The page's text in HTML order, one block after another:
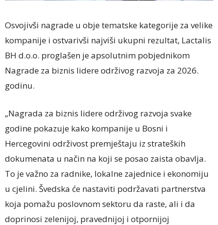
Osvojivši nagrade u obje tematske kategorije za velike
kompanije i ostvarivši najviši ukupni rezultat, Lactalis
BH d.o.o. proglašen je apsolutnim pobjednikom
Nagrade za biznis lidere održivog razvoja za 2026.
godinu.
„Nagrada za biznis lidere održivog razvoja svake
godine pokazuje kako kompanije u Bosni i
Hercegovini održivost premještaju iz strateških
dokumenata u način na koji se posao zaista obavlja.
To je važno za radnike, lokalne zajednice i ekonomiju
u cjelini. Švedska će nastaviti podržavati partnerstva
koja pomažu poslovnom sektoru da raste, ali i da
doprinosi zelenijoj, pravednijoj i otpornijoj